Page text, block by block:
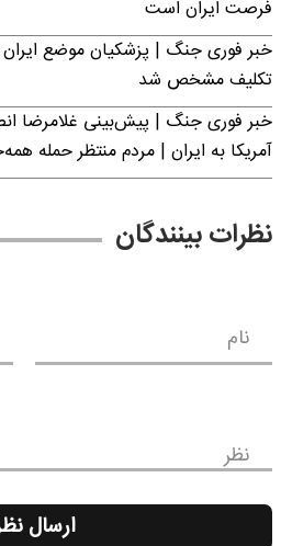
فرصت ایران است
خبر فوری جنگ | پزشکیان موضع ایران
تکلیف مشخص شد
خبر فوری جنگ | پیش‌بینی غلامرضا
آمریکا به ایران | مردم منتظر حمله
نظرات بینندگان
نام
نظر
ارسال